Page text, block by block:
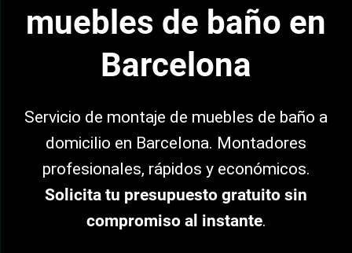
muebles de baño en
Barcelona
Servicio de montaje de muebles de baño a
domicilio en Barcelona. Montadores
profesionales, rápidos y económicos.
Solicita tu presupuesto gratuito sin
compromiso al instante.